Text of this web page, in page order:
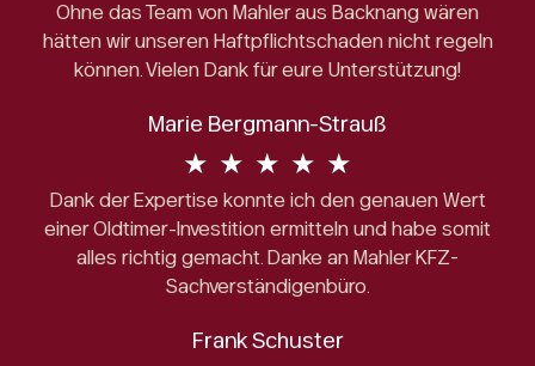
Ohne das Team von Mahler aus Backnang wären
hätten wir unseren Haftpflichtschaden nicht regeln
können. Vielen Dank für eure Unterstützung!
Marie Bergmann-Strauß
★ ★ ★ ★ ★
Dank der Expertise konnte ich den genauen Wert
einer Oldtimer-Investition ermitteln und habe somit
alles richtig gemacht. Danke an Mahler KFZ-
Sachverständigenbüro.
Frank Schuster